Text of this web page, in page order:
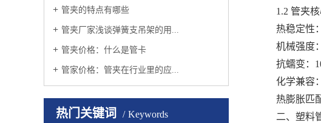
管夹的特点有哪些
管夹厂家浅谈弹簧支吊架的用...
管夹价格：什么是管卡
管家价格：管夹在行业里的应...
热门关键词 Keywords
1.2 管夹
热稳定性
机械强度
抗蠕变：
化学兼容
热膨胀匹
二、塑料